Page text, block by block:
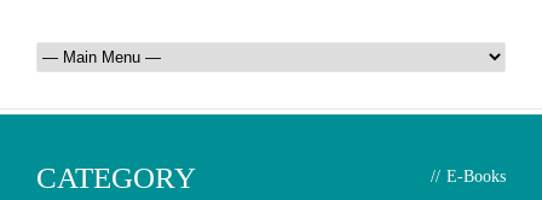
CATEGORY // E-Books